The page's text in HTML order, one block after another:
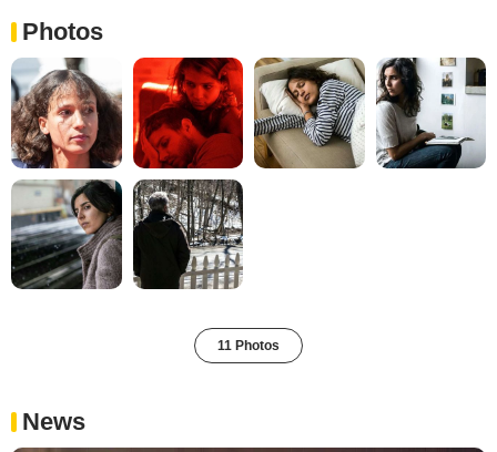
Photos
11 Photos
News